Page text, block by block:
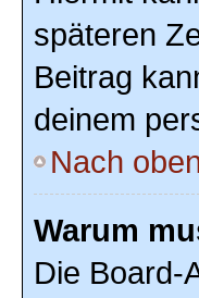
späteren
Beitrag
deinem
Nach
Warum
Die Board-